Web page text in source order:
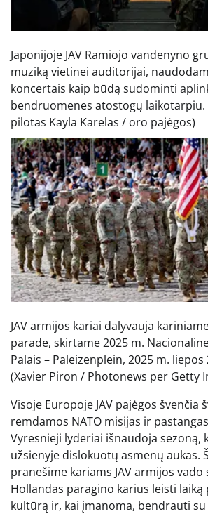
Japonijoje JAV Ramiojo vandenyno
muziką vietinei auditorijai,
koncertais kaip būdą sudominti
bendruomenes atostogų laikotarpiu.
pilotas Kayla Karelas / oro pajėgos)
JAV armijos kariai dalyvauja
parade, skirtame 2025 m.
Palais – Paleizenplein, 2025 m. liepos
(Xavier Piron / Photonews per Getty
Visoje Europoje JAV pajėgos švenčia
remdamos NATO misijas ir
Vyresnieji lyderiai išnaudoja sezoną,
užsienyje dislokuotų asmenų aukas.
pranešime kariams JAV armijos vado
Hollandas paragino karius leisti
kultūrą ir, kai įmanoma, bendrauti su